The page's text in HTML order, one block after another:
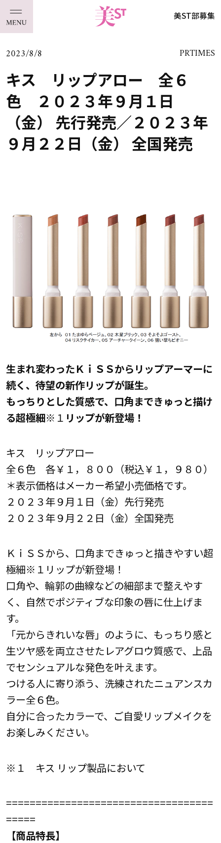
美ST部募集
2023/8/8 PRTIMES
キス リップアロー 全６
色 ２０２３年９月１日
（金） 先行発売／２０２３年
９月２２日（金） 全国発売
生まれ変わったＫｉＳＳからリップアーマーに
続く、待望の新作リップが誕生。
もっちりとした質感で、口角まできゅっと描け
る超極細※１ リップが新登場！
キス リップアロー
全６色 各￥１，８００（税込￥１，９８０）
＊表示価格はメーカー希望小売価格です。
２０２３年９月１日（金）先行発売
２０２３年９月２２日（金）全国発売
ＫｉＳＳから、口角まできゅっと描きやすい超
極細※１リップが新登場！
口角や、輪郭の曲線などの細部まで整えやす
く、自然でポジティブな印象の唇に仕上げま
す。
「元からきれいな唇」のように、もっちり感と
生ツヤ感を両立させたレアグロウ質感で、上品
でセンシュアルな発色を叶えます。
つける人に寄り添う、洗練されたニュアンスカ
ラー全６色。
自分に合ったカラーで、ご自愛リップメイクを
お楽しみください。
※１ キス リップ製品において
===================================
=====
【商品特長】